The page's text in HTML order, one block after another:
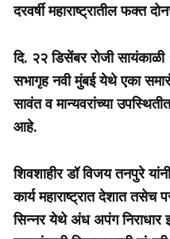
दरवर्षी महाराष्ट्रातील फक्त
दि. २२ डिसेंबर रोजी सायंकाळी
सभागृह नवी मुंबई येथे एका
सावंत व मान्यवरांच्या
आहे.
शिवशाहीर डॉ विजय तनपुरे
कार्य महाराष्ट्रात देशात
सिन्नर येथे अंध अपंग निराधार